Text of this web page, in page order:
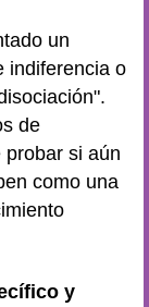
un
indiferencia o
de
si aún
como una
y